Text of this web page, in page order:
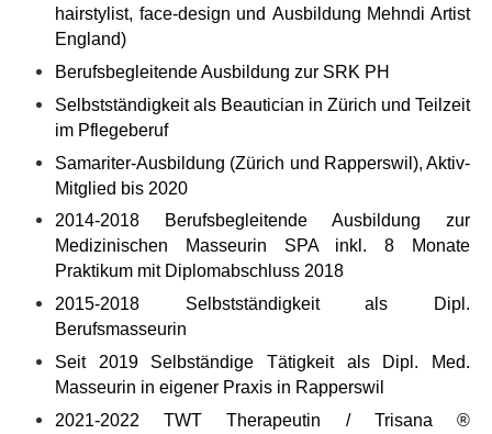
hairstylist, face-design und Ausbildung Mehndi Artist
England)
Berufsbegleitende Ausbildung zur SRK PH
Selbstständigkeit als Beautician in Zürich und Teilzeit
im Pflegeberuf
Samariter-Ausbildung (Zürich und Rapperswil), Aktiv-
Mitglied bis 2020
2014-2018 Berufsbegleitende Ausbildung zur
Medizinischen Masseurin SPA inkl. 8 Monate
Praktikum mit Diplomabschluss 2018
2015-2018 Selbstständigkeit als Dipl.
Berufsmasseurin
Seit 2019 Selbständige Tätigkeit als Dipl. Med.
Masseurin in eigener Praxis in Rapperswil
2021-2022TWT Therapeutin / Trisana ®